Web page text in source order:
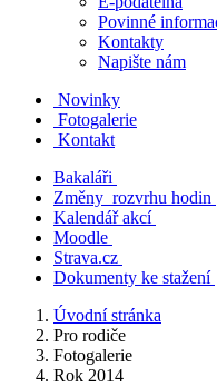
Povinné
Kontakty
Napište nám
Novinky
Fotogalerie
Kontakt
Bakaláři
Změny rozvrhu hodin
Kalendář akcí
Moodle
Strava.cz
Dokumenty ke stažení
Úvodní stránka
Pro rodiče
Fotogalerie
Rok 2014